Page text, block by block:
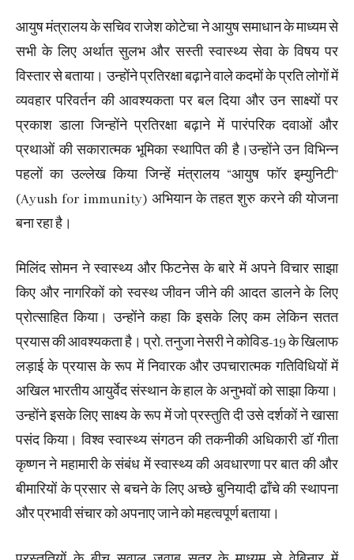
आयुष मंत्रालय के सचिव राजेश कोटेचा ने आयुष समाधान के माध्यम से
सभी के लिए अर्थात सुलभ और सस्ती स्वास्थ्य सेवा के विषय पर
विस्तार से बताया। उन्होंने प्रतिरक्षा बढ़ाने वाले कदमों के प्रति लोगों में
व्यवहार परिवर्तन की आवश्यकता पर बल दिया और उन साक्ष्यों पर
प्रकाश डाला जिन्होंने प्रतिरक्षा बढ़ाने में पारंपरिक दवाओं और
प्रथाओं की सकारात्मक भूमिका स्थापित की है।उन्होंने उन विभिन्न
पहलों का उल्लेख किया जिन्हें मंत्रालय “आयुष फॉर इम्युनिटी”
(Ayush for immunity) अभियान के तहत शुरु करने की योजना
बना रहा है।
मिलिंद सोमन ने स्वास्थ्य और फिटनेस के बारे में अपने विचार साझा
किए और नागरिकों को स्वस्थ जीवन जीने की आदत डालने के लिए
प्रोत्साहित किया। उन्होंने कहा कि इसके लिए कम लेकिन सतत
प्रयास की आवश्यकता है। प्रो. तनुजा नेसरी ने कोविड-19 के खिलाफ
लड़ाई के प्रयास के रूप में निवारक और उपचारात्मक गतिविधियों में
अखिल भारतीय आयुर्वेद संस्थान के हाल के अनुभवों को साझा किया।
उन्होंने इसके लिए साक्ष्य के रूप में जो प्रस्तुति दी उसे दर्शकों ने खासा
पसंद किया। विश्व स्वास्थ्य संगठन की तकनीकी अधिकारी डॉ गीता
कृष्णन ने महामारी के संबंध में स्वास्थ्य की अवधारणा पर बात की और
बीमारियों के प्रसार से बचने के लिए अच्छे बुनियादी ढाँचे की स्थापना
और प्रभावी संचार को अपनाए जाने को महत्वपूर्ण बताया।